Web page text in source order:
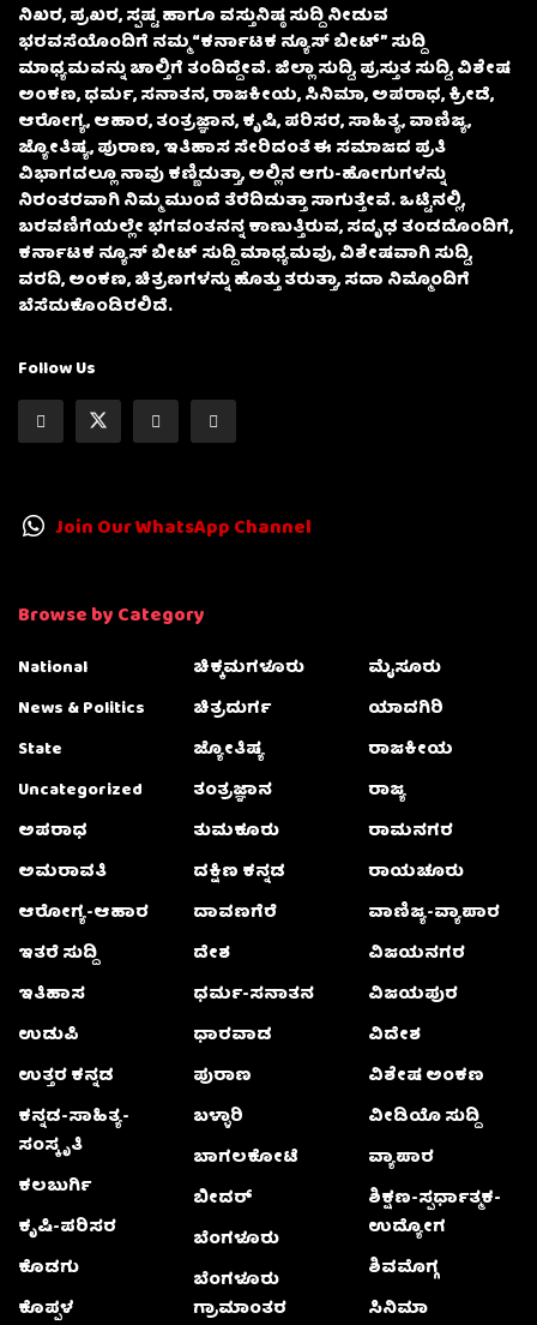
ನಿಖರ, ಪ್ರಖರ, ಸ್ಪಷ್ಟ ಹಾಗೂ ವಸ್ತುನಿಷ್ಠ ಸುದ್ದಿ ನೀಡುವ
ಭರವಸೆಯೊಂದಿಗೆ ನಮ್ಮ “ಕರ್ನಾಟಕ ನ್ಯೂಸ್ ಬೀಟ್” ಸುದ್ದಿ
ಮಾಧ್ಯಮವನ್ನು ಚಾಲ್ತಿಗೆ ತಂದಿದ್ದೇವೆ. ಜಿಲ್ಲಾ ಸುದ್ದಿ, ಪ್ರಸ್ತುತ ಸುದ್ದಿ, ವಿಶೇಷ
ಅಂಕಣ, ಧರ್ಮ, ಸನಾತನ, ರಾಜಕೀಯ, ಸಿನಿಮಾ, ಅಪರಾಧ, ಕ್ರೀಡೆ,
ಆರೋಗ್ಯ, ಆಹಾರ, ತಂತ್ರಜ್ಞಾನ, ಕೃಷಿ, ಪರಿಸರ, ಸಾಹಿತ್ಯ, ವಾಣಿಜ್ಯ,
ಜ್ಯೋತಿಷ್ಯ, ಪುರಾಣ, ಇತಿಹಾಸ ಸೇರಿದಂತೆ ಈ ಸಮಾಜದ ಪ್ರತಿ
ವಿಭಾಗದಲ್ಲೂ ನಾವು ಕಣ್ಣಿಡುತ್ತಾ, ಅಲ್ಲಿನ ಆಗು-ಹೋಗುಗಳನ್ನು
ನಿರಂತರವಾಗಿ ನಿಮ್ಮ ಮುಂದೆ ತೆರೆದಿಡುತ್ತಾ ಸಾಗುತ್ತೇವೆ. ಒಟ್ಟಿನಲ್ಲಿ,
ಬರವಣಿಗೆಯಲ್ಲೇ ಭಗವಂತನನ್ನ ಕಾಣುತ್ತಿರುವ, ಸದೃಢ ತಂಡದೊಂದಿಗೆ,
ಕರ್ನಾಟಕ ನ್ಯೂಸ್ ಬೀಟ್ ಸುದ್ದಿ ಮಾಧ್ಯಮವು, ವಿಶೇಷವಾಗಿ ಸುದ್ದಿ,
ವರದಿ, ಅಂಕಣ, ಚಿತ್ರಣಗಳನ್ನು ಹೊತ್ತು ತರುತ್ತಾ, ಸದಾ ನಿಮ್ಮೊಂದಿಗೆ
ಬೆಸೆದುಕೊಂಡಿರಲಿದೆ.
Follow Us
Join Our WhatsApp Channel
Browse by Category
National
News & Politics
State
Uncategorized
ಅಪರಾಧ
ಅಮರಾವತಿ
ಆರೋಗ್ಯ-ಆಹಾರ
ಇತರೆ ಸುದ್ದಿ
ಇತಿಹಾಸ
ಉಡುಪಿ
ಉತ್ತರ ಕನ್ನಡ
ಕನ್ನಡ-ಸಾಹಿತ್ಯ-
ಸಂಸ್ಕೃತಿ
ಕಲಬುರ್ಗಿ
ಕೃಷಿ-ಪರಿಸರ
ಕೊಡಗು
ಕೊಪ್ಪಳ
ಚಿಕ್ಕಮಗಳೂರು
ಚಿತ್ರದುರ್ಗ
ಜ್ಯೋತಿಷ್ಯ
ತಂತ್ರಜ್ಞಾನ
ತುಮಕೂರು
ದಕ್ಷಿಣ ಕನ್ನಡ
ದಾವಣಗೆರೆ
ದೇಶ
ಧರ್ಮ-ಸನಾತನ
ಧಾರವಾಡ
ಪುರಾಣ
ಬಳ್ಳಾರಿ
ಬಾಗಲಕೋಟೆ
ಬೀದರ್
ಬೆಂಗಳೂರು
ಬೆಂಗಳೂರು
ಗ್ರಾಮಾಂತರ
ಮೈಸೂರು
ಯಾದಗಿರಿ
ರಾಜಕೀಯ
ರಾಜ್ಯ
ರಾಮನಗರ
ರಾಯಚೂರು
ವಾಣಿಜ್ಯ-ವ್ಯಾಪಾರ
ವಿಜಯನಗರ
ವಿಜಯಪುರ
ವಿದೇಶ
ವಿಶೇಷ ಅಂಕಣ
ವೀಡಿಯೊ ಸುದ್ದಿ
ವ್ಯಾಪಾರ
ಶಿಕ್ಷಣ-ಸ್ಪರ್ಧಾತ್ಮಕ-
ಉದ್ಯೋಗ
ಶಿವಮೊಗ್ಗ
ಸಿನಿಮಾ